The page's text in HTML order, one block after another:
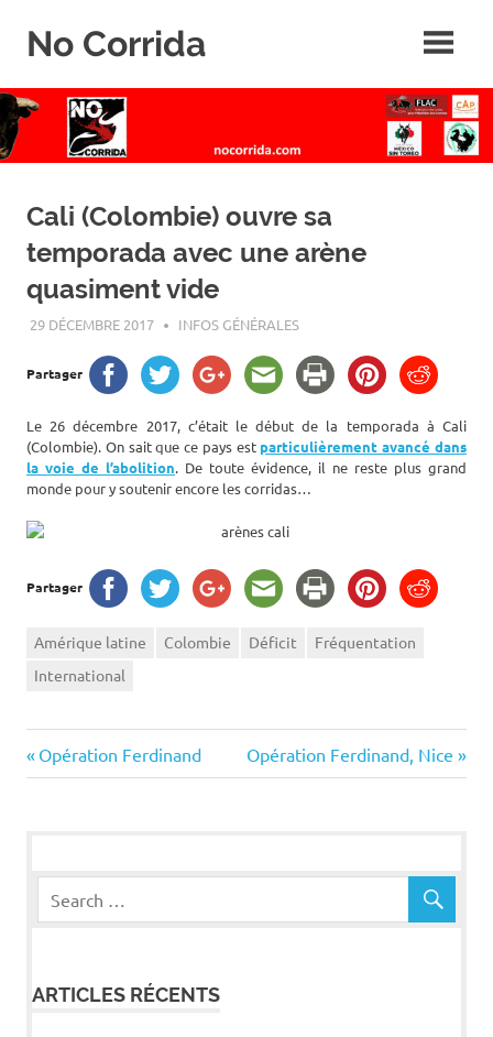
No Corrida
de
la
corrida
Cali (Colombie) ouvre sa
temporada avec une arène
quasiment vide
29 DÉCEMBRE 2017 ROGER LAHANA
INFOS GÉNÉRALES
Partager
Le 26 décembre 2017, c’était le début de la temporada à Cali
(Colombie). On sait que ce pays est particulièrement avancé dans
la voie de l’abolition. De toute évidence, il ne reste plus grand
monde pour y soutenir encore les corridas…
Partager
Amérique latine Colombie Déficit
Fréquentation
International
Navigation
Previous
Post:
Opération Ferdinand
Next
Post:
Opération Ferdinand, Nice
ARTICLES RÉCENTS